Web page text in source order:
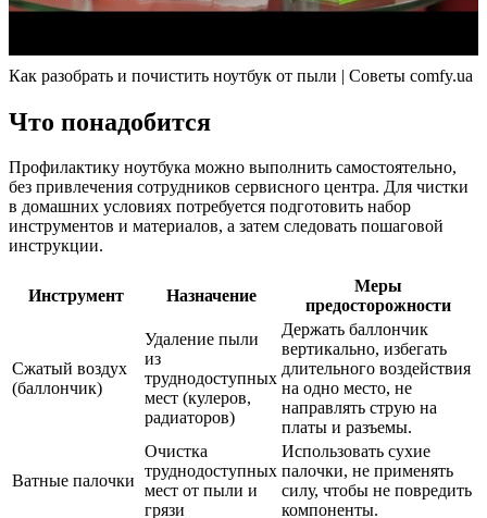
Как разобрать и почистить ноутбук от пыли | Советы comfy.ua
Что понадобится
Профилактику ноутбука можно выполнить самостоятельно,
без привлечения сотрудников сервисного центра. Для чистки
в домашних условиях потребуется подготовить набор
инструментов и материалов, а затем следовать пошаговой
инструкции.
Инструмент Назначение
Меры
предосторожности
Сжатый воздух
(баллончик)
Удаление пыли
из
труднодоступных
мест (кулеров,
радиаторов)
Держать баллончик
вертикально, избегать
длительного воздействия
на одно место, не
направлять струю на
платы и разъемы.
Ватные палочки
Очистка
труднодоступных
мест от пыли и
грязи
Использовать сухие
палочки, не применять
силу, чтобы не повредить
компоненты.